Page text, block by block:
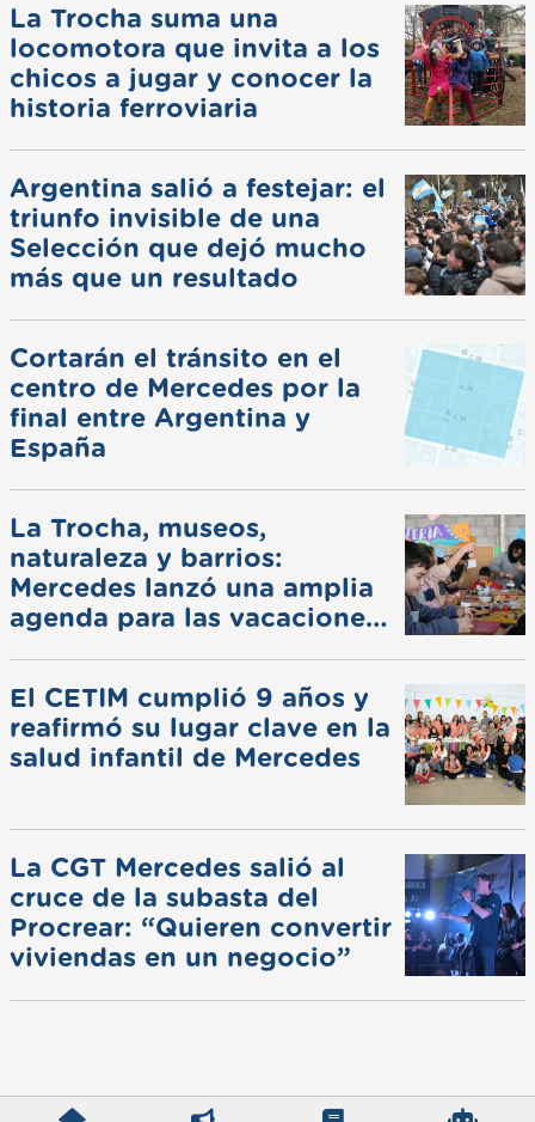
La Trocha suma una
locomotora que invita a los
chicos a jugar y conocer la
historia ferroviaria
Argentina salió a festejar: el
triunfo invisible de una
Selección que dejó mucho
más que un resultado
Cortarán el tránsito en el
centro de Mercedes por la
final entre Argentina y
España
La Trocha, museos,
naturaleza y barrios:
Mercedes lanzó una amplia
agenda para las vacaciones
El CETIM cumplió 9 años y
reafirmó su lugar clave en la
salud infantil de Mercedes
La CGT Mercedes salió al
cruce de la subasta del
Procrear: “Quieren convertir
viviendas en un negocio”